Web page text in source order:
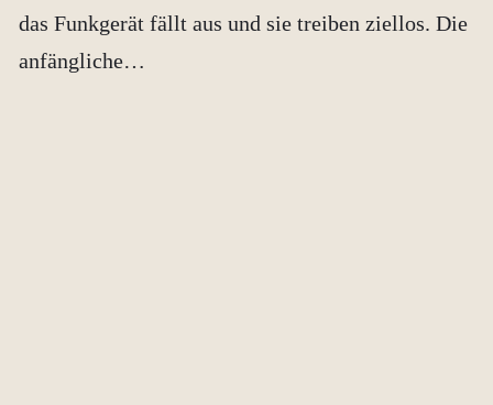
das Funkgerät fällt aus und sie treiben ziellos. Die
anfängliche…